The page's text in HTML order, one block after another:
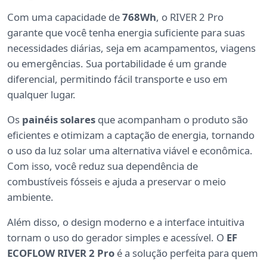
Com uma capacidade de768Wh, o RIVER 2 Pro
garante que você tenha energia suficiente para suas
necessidades diárias, seja em acampamentos, viagens
ou emergências. Sua portabilidade é um grande
diferencial, permitindo fácil transporte e uso em
qualquer lugar.
Os painéis solares que acompanham o produto são
eficientes e otimizam a captação de energia, tornando
o uso da luz solar uma alternativa viável e econômica.
Com isso, você reduz sua dependência de
combustíveis fósseis e ajuda a preservar o meio
ambiente.
Além disso, o design moderno e a interface intuitiva
tornam o uso do gerador simples e acessível. O EF
ECOFLOW RIVER 2 Pro é a solução perfeita para quem